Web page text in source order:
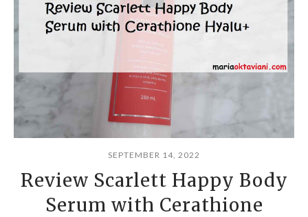
SEPTEMBER 14, 2022
Review Scarlett Happy Body
Serum with Cerathione